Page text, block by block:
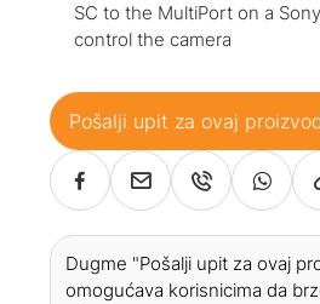
SC to the MultiPort on a
control the camera
Pošalji upit za ovaj
Dugme "Pošalji upit za ovaj
omogućava korisnicima da